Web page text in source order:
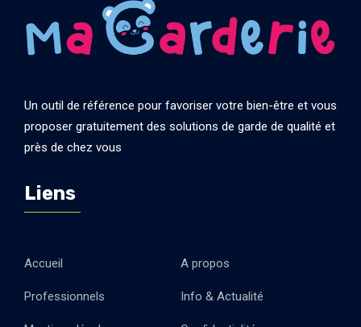
Un outil de référence pour favoriser votre bien-être et vous
proposer gratuitement des solutions de garde de qualité et
près de chez vous
Liens
Accueil A propos
Professionnels Info & Actualité